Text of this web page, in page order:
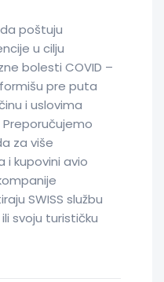
poštuju
u cilju
bolesti COVID –
pre puta
i uslovima
Preporučujemo
za više
i kupovini avio
SWISS službu
svoju turističku